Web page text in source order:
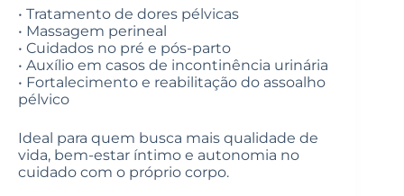
• Tratamento de dores pélvicas
• Massagem perineal
• Cuidados no pré e pós-parto
• Auxílio em casos de incontinência urinária
• Fortalecimento e reabilitação do assoalho
pélvico
Ideal para quem busca mais qualidade de
vida, bem-estar íntimo e autonomia no
cuidado com o próprio corpo.